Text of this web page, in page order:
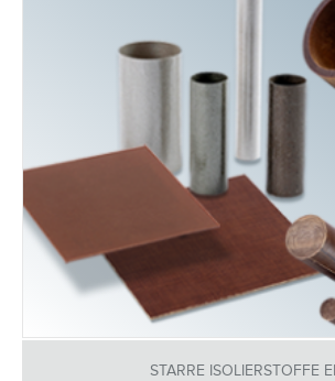
STARRE ISOLIERSTOFFE